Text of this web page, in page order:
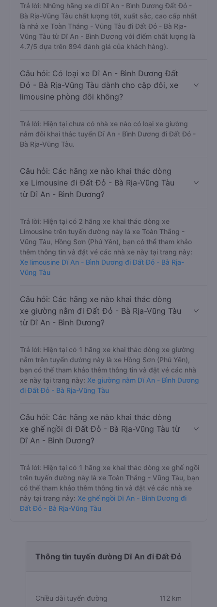
Trả lời: Những hãng xe đi Dĩ An - Bình Dương Đất Đỏ -
Bà Rịa-Vũng Tàu chất lượng tốt, xuất sắc, cao cấp nhất
là nhà xe Toàn Thắng - Vũng Tàu đi Đất Đỏ - Bà Rịa-
Vũng Tàu từ Dĩ An - Bình Dương với điểm chất lượng là
4.7/5 dựa trên 894 đánh giá của khách hàng).
Câu hỏi: Có loại xe Dĩ An - Bình Dương Đất
Đỏ - Bà Rịa-Vũng Tàu dành cho cặp đôi, xe
limousine phòng đôi không?
Trả lời: Hiện tại chưa có nhà xe nào có loại xe giường
nằm đôi khai thác tuyến Dĩ An - Bình Dương đi Đất Đỏ -
Bà Rịa-Vũng Tàu.
Câu hỏi: Các hãng xe nào khai thác dòng
xe Limousine đi Đất Đỏ - Bà Rịa-Vũng Tàu
từ Dĩ An - Bình Dương?
Trả lời: Hiện tại có 2 hãng xe khai thác dòng xe
Limousine trên tuyến đường này là xe Toàn Thắng -
Vũng Tàu, Hồng Sơn (Phú Yên), bạn có thể tham khảo
thêm thông tin và đặt vé các nhà xe này tại trang này:
Xe limousine Dĩ An - Bình Dương đi Đất Đỏ - Bà Rịa-
Vũng Tàu
Câu hỏi: Các hãng xe nào khai thác dòng
xe giường nằm đi Đất Đỏ - Bà Rịa-Vũng Tàu
từ Dĩ An - Bình Dương?
Trả lời: Hiện tại có 1 hãng xe khai thác dòng xe giường
nằm trên tuyến đường này là xe Hồng Sơn (Phú Yên),
bạn có thể tham khảo thêm thông tin và đặt vé các nhà
xe này tại trang này: Xe giường nằm Dĩ An - Bình Dương
đi Đất Đỏ - Bà Rịa-Vũng Tàu
Câu hỏi: Các hãng xe nào khai thác dòng
xe ghế ngồi đi Đất Đỏ - Bà Rịa-Vũng Tàu từ
Dĩ An - Bình Dương?
Trả lời: Hiện tại có 1 hãng xe khai thác dòng xe ghế ngồi
trên tuyến đường này là xe Toàn Thắng - Vũng Tàu, bạn
có thể tham khảo thêm thông tin và đặt vé các nhà xe
này tại trang này: Xe ghế ngồi Dĩ An - Bình Dương đi
Đất Đỏ - Bà Rịa-Vũng Tàu
Thông tin tuyến đường Dĩ An đi Đất Đỏ
Chiều dài tuyến đường 112 km